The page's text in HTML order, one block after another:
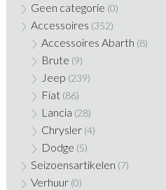
Geen categorie (0)
Accessoires (352)
Accessoires Abarth (8)
Brute (9)
Jeep (239)
Fiat (86)
Lancia (28)
Chrysler (4)
Dodge (5)
Seizoensartikelen (7)
Verhuur (0)